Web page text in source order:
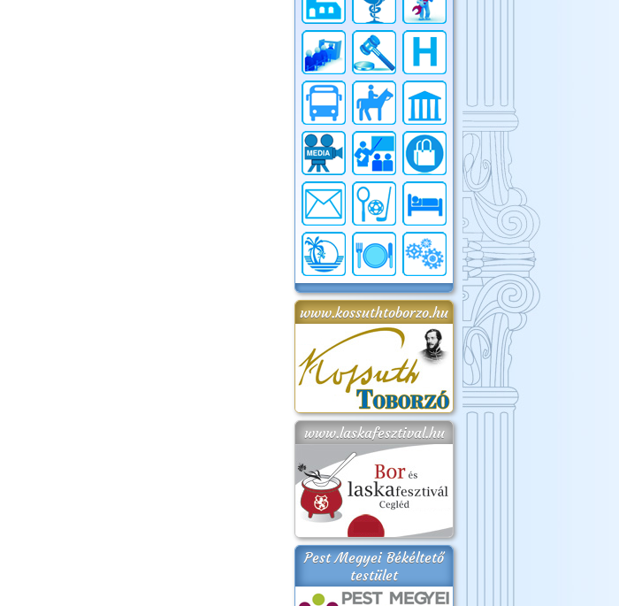
www.kossuthtoborzo.hu
www.laskafesztival.hu
Pest Megyei Békéltető
testület